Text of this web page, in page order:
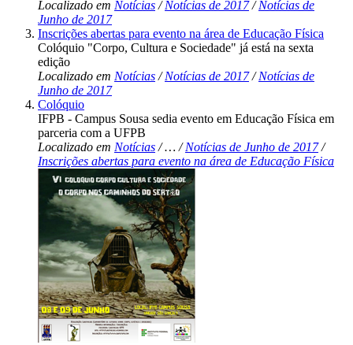
Localizado em Notícias /Notícias de 2017 /Notícias de
Junho de 2017
Inscrições abertas para evento na área de Educação Física
Colóquio "Corpo, Cultura e Sociedade" já está na sexta
edição
Localizado em Notícias /Notícias de 2017 /Notícias de
Junho de 2017
Colóquio
IFPB - Campus Sousa sedia evento em Educação Física em
parceria com a UFPB
Localizado em Notícias /…/Notícias de Junho de 2017 /
Inscrições abertas para evento na área de Educação Física